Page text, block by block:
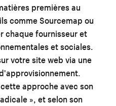
premières au
comme Sourcemap ou
chaque fournisseur et
et sociales.
votre site web via une
approche avec son
», et selon son